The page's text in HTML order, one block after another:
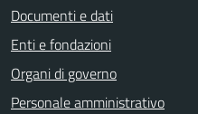
Documenti e dati
Enti e fondazioni
Organi di governo
Personale amministrativo